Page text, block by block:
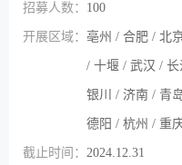
招募人数： 100
开展区域： 亳州 / 合肥 / 北
/ 十堰 / 武汉 /
银川 / 济南 / 青
德阳 / 杭州 / 重
截止时间： 2024.12.31